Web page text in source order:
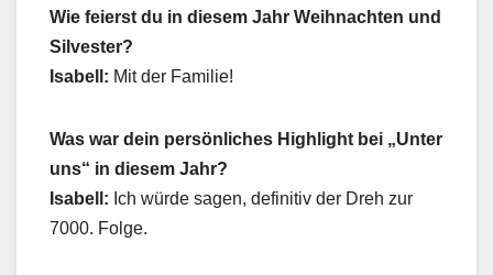
Wie feierst du in diesem Jahr Weihnachten und
Silvester?
Isabell: Mit der Familie!
Was war dein persönliches Highlight bei „Unter
uns“ in diesem Jahr?
Isabell: Ich würde sagen, definitiv der Dreh zur
7000. Folge.